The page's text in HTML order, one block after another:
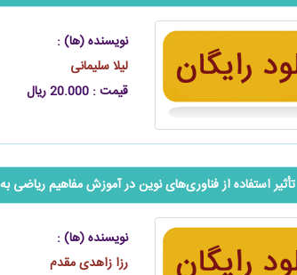
نویسنده (ها) :
لیلا سلیمانی
قیمت : 20.000 ریال
تأثیر استفاده از فناوری‌های نوین در آموزش مفاهیم ریاضی
نویسنده (ها) :
رزا زاهدی مقدم